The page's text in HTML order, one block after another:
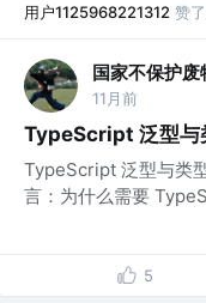
用户1125968221312 赞
国家不保护废
11月前
TypeScript 泛型与
TypeScript 泛型与类
言：为什么需要
5